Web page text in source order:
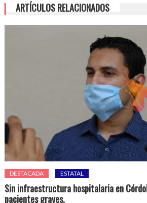
ARTÍCULOS RELACIONADOS
DESTACADA ESTATAL
Sin infraestructura hospitalaria en
pacientes graves.